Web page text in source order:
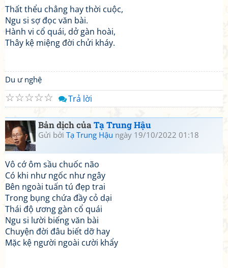
Thất thểu chẳng hay thời cuộc,
Ngu si sợ đọc văn bài.
Hành vi cổ quái, dở gàn hoài,
Thây kệ miệng đời chửi kháy.
Du ư nghệ
☆
☆
☆
☆
☆ Trả lời
Bản dịch củaTạ Trung Hậu
Gửi bởi Tạ Trung Hậu ngày 19/10/2022 01:18
Vô cớ ôm sầu chuốc não
Có khi như ngốc như ngây
Bên ngoài tuấn tú đẹp trai
Trong bụng chứa đầy cỏ dại
Thái độ ương gàn cổ quái
Ngu si lười biếng văn bài
Chuyện đời đâu biết dỡ hay
Mặc kệ người ngoài cười khẩy